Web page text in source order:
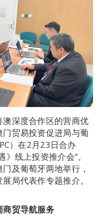
深度合作区的营商优
贸易投资促进局与葡
）在2月23日合办
线上投资推介会”。
及葡萄牙两地举行，
局代表作专题推介。
商贸导航服务